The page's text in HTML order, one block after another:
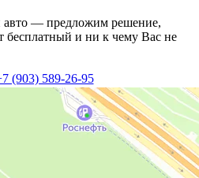
авто — предложим решение,
бесплатный и ни к чему Вас не
(903) 589-26-95